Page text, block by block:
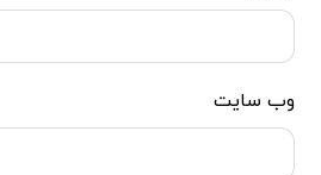
وب‌ سایت